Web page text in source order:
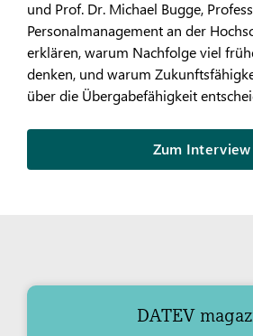
und Prof. Dr. Michael Bugge,
Personalmanagement an der
erklären, warum Nachfolge viel
denken, und warum
über die Übergabefähigkeit
Zum Interview
DATEV